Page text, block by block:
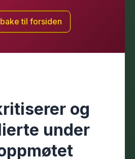
til forsiden
og
under